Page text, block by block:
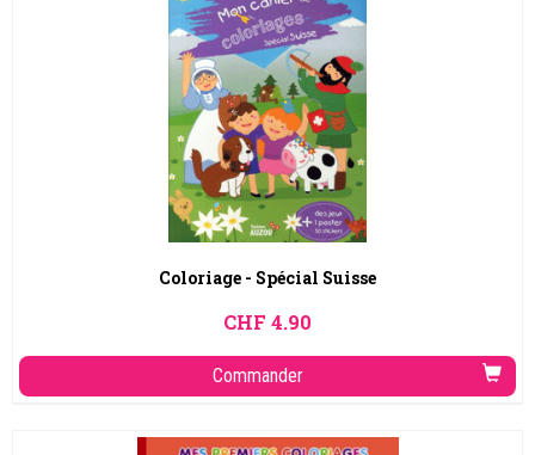
Coloriage - Spécial Suisse
CHF 4.90
Commander